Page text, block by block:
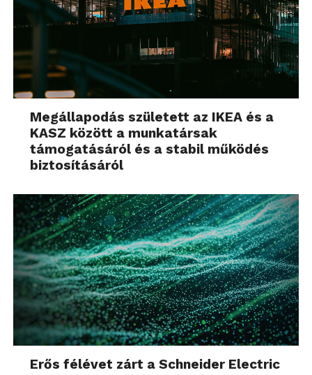
Megállapodás született az IKEA és a
KASZ között a munkatársak
támogatásáról és a stabil működés
biztosításáról
Erős félévet zárt a Schneider Electric